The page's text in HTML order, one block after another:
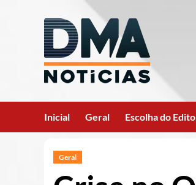
Inicial Geral Escolha do
Geral